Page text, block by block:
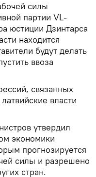
силы
партии VL-
юстиции Дзинтарса
находится
будут делать
ввоза
связанных
власти
утвердил
экономики
прогнозируется
силы и разрешено
стран.